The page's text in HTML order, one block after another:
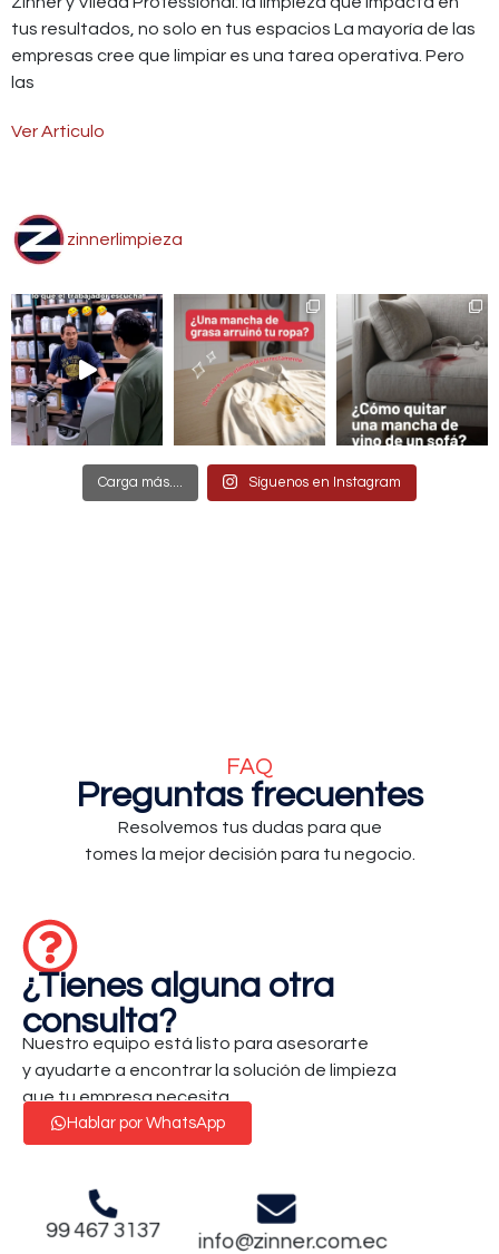
La primera impresión cuenta: Cómo mantener el acero
inoxidable impecable y brillante en tu empresa El acero
inoxidable es uno de los materiales más utilizados en el
zinnerlimpieza
Carga más.... Síguenos en Instagram
FAQ
Preguntas frecuentes
Resolvemos tus dudas para que
tomes la mejor decisión para tu negocio.
¿Tienes alguna otra
consulta?
Nuestro equipo está listo para asesorarte
y ayudarte a encontrar la solución de limpieza
que tu empresa necesita.
Hablar por WhatsApp
99 467 3137 info@zinner.com.ec